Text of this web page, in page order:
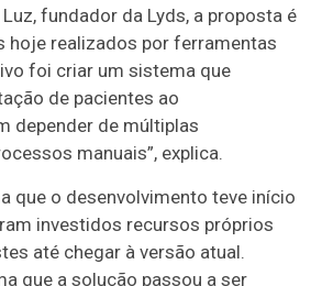
fundador da Lyds, a proposta é
hoje realizados por ferramentas
foi criar um sistema que
de pacientes ao
depender de múltiplas
manuais”, explica.
que o desenvolvimento teve início
investidos recursos próprios
até chegar à versão atual.
que a solução passou a ser